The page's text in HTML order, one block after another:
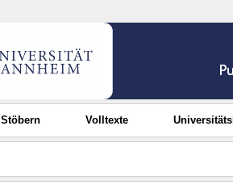
Stöbern Volltexte